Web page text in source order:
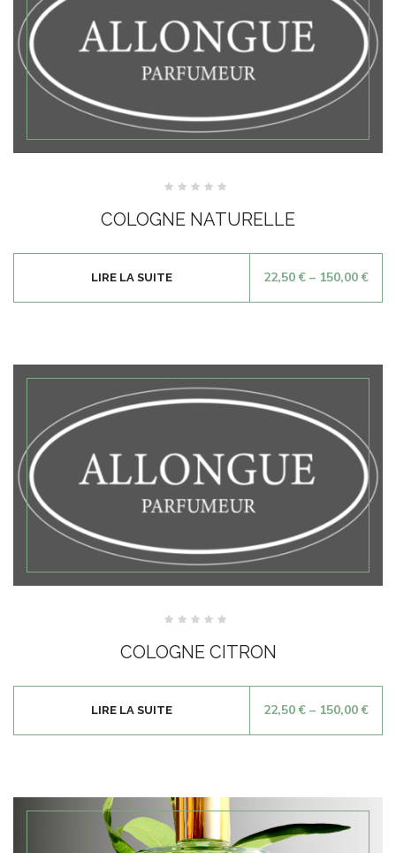
sur
5
COLOGNE NATURELLE
22,50€ – 150,00€
LIRE LA SUITE
sur
5
COLOGNE CITRON
22,50€ – 150,00€
LIRE LA SUITE